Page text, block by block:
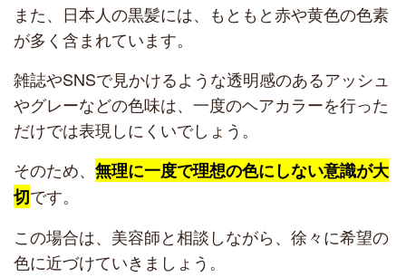
また、日本人の黒髪には、もともと赤や黄色の色素
が多く含まれています。
雑誌やSNSで見かけるような透明感のあるアッシュ
やグレーなどの色味は、一度のヘアカラーを行った
だけでは表現しにくいでしょう。
そのため、 無理に一度で理想の色にしない意識が大
切です。
この場合は、美容師と相談しながら、徐々に希望の
色に近づけていきましょう。